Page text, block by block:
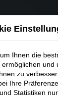
T
Ihnen die
und
zu
Ihre
Statistiken